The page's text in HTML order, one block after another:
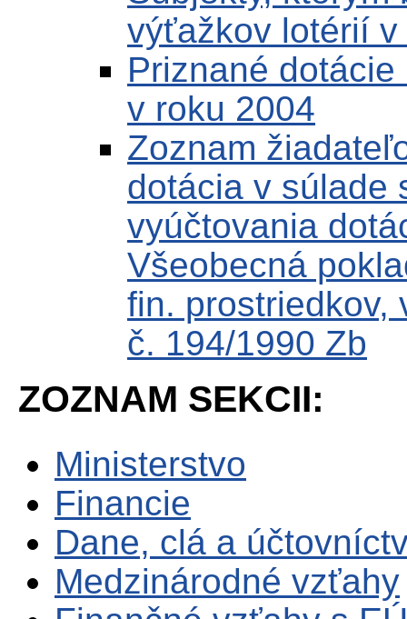
výťažkov lotérií v
Priznané
v roku 2004
Zoznam
dotácia v súlade
vyúčtovania
Všeobecná
fin. prostriedkov,
č. 194/1990 Zb
ZOZNAM SEKCII:
Ministerstvo
Financie
Dane, clá a
Medzinárodné vzťahy